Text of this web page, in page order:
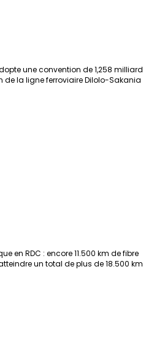
une convention de 1,258 milliard
de la ligne ferroviaire Dilolo-Sakania
en RDC : encore 11.500 km de fibre
un total de plus de 18.500 km